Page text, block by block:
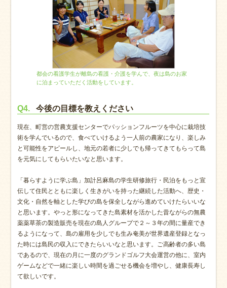
都会の看護学生が離島の看護・介護を学んで、夜は島のお家
に泊まっていただく活動をしています。
Q4. 今後の目標を教えください
現在、町営の営農支援センターでパッションフルーツを中心に栽培技
術を学んでいるので、食べていけるよう一人前の農家になり、楽しみ
と可能性をアピールし、地元の若者に少しでも帰ってきてもらって島
を元気にしてもらいたいなと思います。
「暮らすように学ぶ島」加計呂麻島の学生研修旅行・民泊をもっと宣
伝して住民とともに楽しく生きがいを持った継続した活動へ、歴史・
文化・自然を軸とした学びの島を保全しながら進めていけたらいいな
と思います。やっと形になってきた島素材を活かした昔ながらの無農
薬薬草茶の製造販売を現在の島人グループで２～３年の間に量産でき
るようになって、島の雇用を少しでも生み奄美が世界遺産登録となっ
た時には島民の収入にできたらいいなと思います。ご高齢者の多い島
であるので、現在の月に一度のグランドゴルフ大会運営の他に、室内
ゲームなどで一緒に楽しい時間を過ごせる機会を増やし、健康長寿し
て欲しいです。